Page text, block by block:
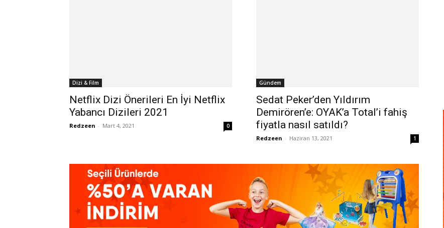
Dizi & Film
Netflix Dizi Önerileri En İyi Netflix
Yabancı Dizileri 2021
Redzeen - Mart 4, 2021 0
Gündem
Sedat Peker’den Yıldırım
Demirören’e: OYAK’a Total’i fahiş
fiyatla nasıl satıldı?
Redzeen - Haziran 13, 2021 1